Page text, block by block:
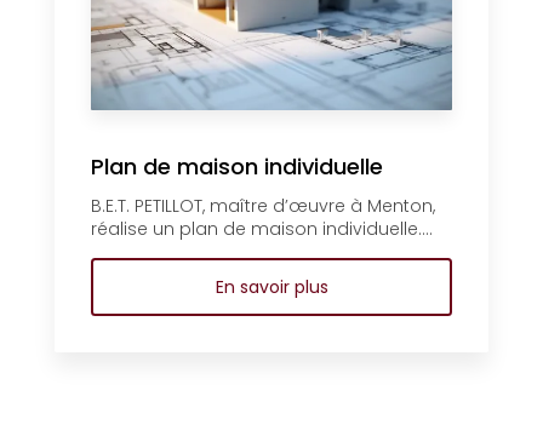
Plan de maison individuelle
B.E.T. PETILLOT, maître d’œuvre à Menton,
réalise un plan de maison individuelle....
En savoir plus